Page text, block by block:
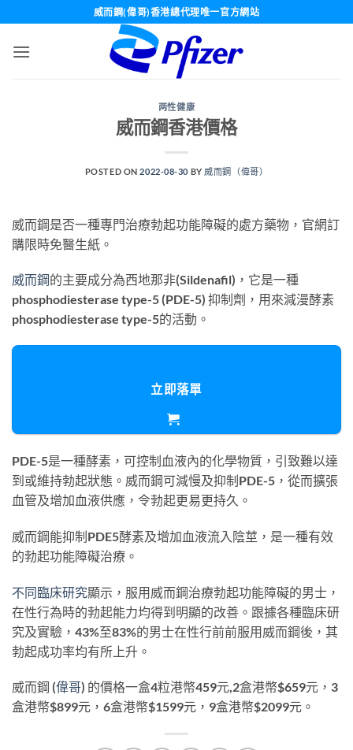
content
威而鋼(偉哥)香港總代理唯一官方網站
两性健康
威而鋼香港價格
POSTED ON2022-08-30 BY 威而鋼（偉哥）
威而鋼是否一種專門治療勃起功能障礙的處方藥物，官網訂
購限時免醫生紙。
威而鋼的主要成分為西地那非(Sildenafil)，它是一種
phosphodiesterase type-5 (PDE-5) 抑制劑，用來減漫酵素
phosphodiesterase type-5的活動。
立即落單
PDE-5是一種酵素，可控制血液內的化學物質，引致難以達
到或維持勃起狀態。威而鋼可減慢及抑制PDE-5，從而擴張
血管及增加血液供應，令勃起更易更持久。
威而鋼能抑制PDE5酵素及增加血液流入陰莖，是一種有效
的勃起功能障礙治療。
不同臨床研究顯示，服用威而鋼治療勃起功能障礙的男士，
在性行為時的勃起能力均得到明顯的改善。跟據各種臨床研
究及實驗，43%至83%的男士在性行前前服用威而鋼後，其
勃起成功率均有所上升。
威而鋼 (偉哥) 的價格一盒4粒港幣459元,2盒港幣$659元，3
盒港幣$899元，6盒港幣$1599元，9盒港幣$2099元。